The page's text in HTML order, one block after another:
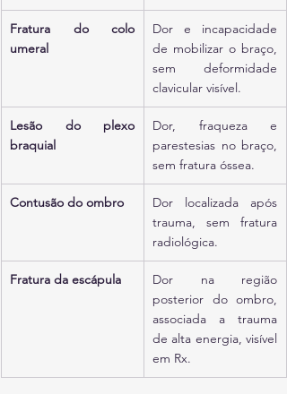
Fratura do colo
umeral
Dor e incapacidade
de mobilizar o braço,
sem deformidade
clavicular visível.
Lesão do plexo
braquial
Dor, fraqueza e
parestesias no braço,
sem fratura óssea.
Contusão do ombro
Dor localizada após
trauma, sem fratura
radiológica.
Fratura da escápula
Dor na região
posterior do ombro,
associada a trauma
de alta energia, visível
em Rx.